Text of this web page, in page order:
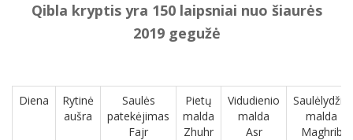
Qibla kryptis yra 150 laipsniai nuo šiaurės
2019 gegužė
Diena
Rytinė
aušra
Saulės
patekėjimas
Fajr
Pietų
malda
Zhuhr
Vidudienio
malda
Asr
Saulėlydžio
malda
Maghrib